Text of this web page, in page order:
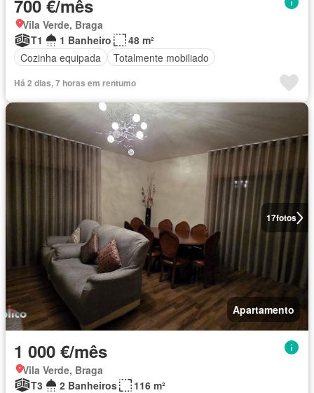
700 €/mês
Vila Verde, Braga
T1
1 Banheiro
48 m²
Cozinha equipada
Totalmente mobiliado
Há 2 dias, 7 horas em rentumo
17fotos
Apartamento
1 000 €/mês
Vila Verde, Braga
T3
2 Banheiros 116 m²